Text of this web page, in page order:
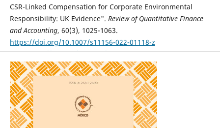
CSR-Linked Compensation for Corporate Environmental
Responsibility: UK Evidence". Review of Quantitative Finance
and Accounting, 60(3), 1025-1063.
https://doi.org/10.1007/s11156-022-01118-z
DOI:https://doi.org/10.1007/s11156-022-01118-z
Amiraslani, H., Deller, C., Ittner, C. D. y Keusch, T. (2025).
"Board Risk Oversight and Environmental and Social
Performance".
Journal of Accounting and Economics
101754.
https://doi.org/10.1016/j.jacceco.2024.101754
DOI:https://doi.org/10.1016/j.jacceco.2024.101754